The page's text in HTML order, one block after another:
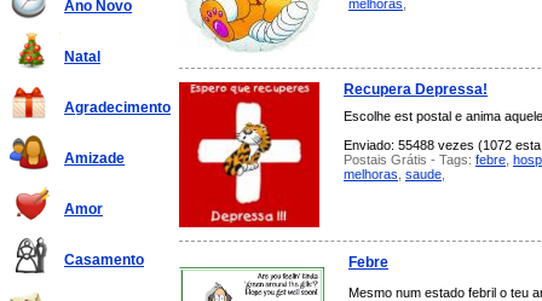
Ano Novo
Natal
Agradecimento
Amizade
Amor
Casamento
melhoras
Recupera Depressa!
Escolhe est postal e anima
Enviado: 55488 vezes (1072
Postais Grátis - Tags: febre
melhoras saude
Febre
Mesmo num estado febril o teu